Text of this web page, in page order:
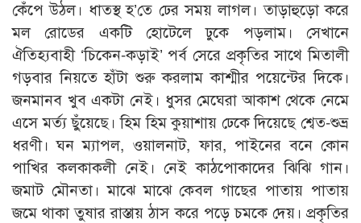
কেঁপে উঠল। ধাতস্থ হ’তে ঢের সময় লাগল। তাড়াহুড়ো করে
মল রোডের একটি হোটেলে ঢুকে পড়লাম। সেখানে
ঐতিহ্যবাহী ‘চিকেন-কড়াই’ পর্ব সেরে প্রকৃতির সাথে মিতালী
গড়বার নিয়তে হাঁটা শুরু করলাম কাশ্মীর পয়েন্টের দিকে।
জনমানব খুব একটা নেই। ধুসর মেঘেরা আকাশ থেকে নেমে
এসে মর্ত্য ছুঁয়েছে। হিম হিম কুয়াশায় ঢেকে দিয়েছে শ্বেত-শুভ্র
ধরণী। ঘন ম্যাপল, ওয়ালনাট, ফার, পাইনের বনে কোন
পাখির কলকাকলী নেই। নেই কাঠপোকাদের ঝিঝি গান।
জমাট মৌনতা। মাঝে মাঝে কেবল গাছের পাতায় পাতায়
জমে থাকা তুষার রাস্তায় ঠাস করে পড়ে চমকে দেয়। প্রকৃতির